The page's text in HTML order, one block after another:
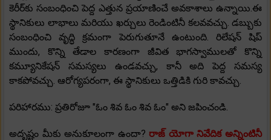
కెరీర్‌కు సంబంధించి పెద్ద ఎత్తున ప్రయాణించే అవకాశాలు ఉన్నాయి.ఈ
స్థానికులు లాభాలు మరియు ఖర్చులు రెండింటినీ కలవవచ్చు. డబ్బుకు
సంబంధించి వృద్ధి క్రమంగా పెరుగుతూనే ఉంటుంది. రిలేషన్ షిప్
ముందు, కొన్ని తేడాల కారణంగా జీవిత భాగస్వాములతో కొన్ని
కమ్యూనికేషన్ సమస్యలు ఉండవచ్చు, కానీ అది పెద్ద సమస్య
కాకపోవచ్చు. ఆరోగ్యపరంగా, ఈ స్థానికులు ఒత్తిడికి గురి కావచ్చు.
పరిహారము: ప్రతిరోజూ "ఓం శివ ఓం శివ ఓం" అని జపించండి.
అదృష్టం మీకు అనుకూలంగా ఉందా?రాజ్ యోగా నివేదిక అన్నింటినీ